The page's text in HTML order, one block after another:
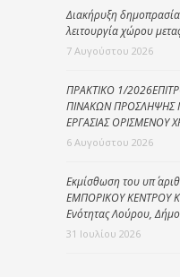
Διακήρυξη
λειτουργία χώρου
7 Αυγούστου 2026
ΠΡΑΚΤΙΚΟ 1/
ΠΙΝΑΚΩΝ ΠΡΟΣΛΗΨΗΣ
ΕΡΓΑΣΙΑΣ ΟΡΙΣΜΕΝΟΥ
6 Αυγούστου 2026
Εκμίσθωση του υπ΄
ΕΜΠΟΡΙΚΟΥ ΚΕΝΤΡΟΥ
Ενότητας Λούρου,
31 Ιουλίου 2026